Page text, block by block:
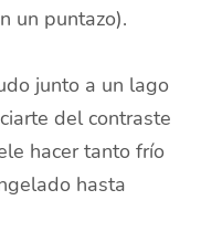
un puntazo).
junto a un lago
del contraste
hacer tanto frío
hasta